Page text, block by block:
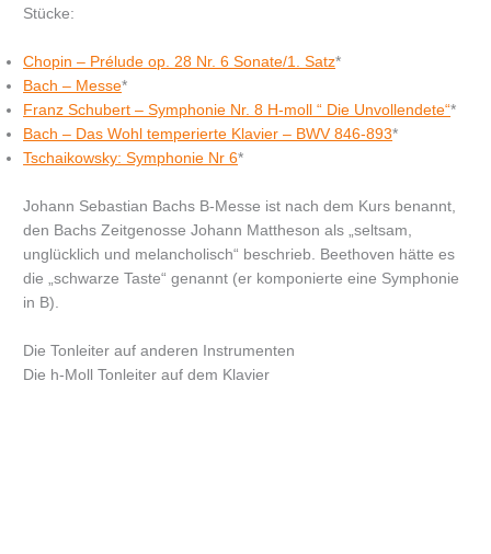
Stücke:
Chopin – Prélude op. 28 Nr. 6 Sonate/1. Satz*
Bach – Messe*
Franz Schubert – Symphonie Nr. 8 H-moll “ Die Unvollendete“*
Bach – Das Wohl temperierte Klavier – BWV 846-893*
Tschaikowsky: Symphonie Nr 6*
Johann Sebastian Bachs B-Messe ist nach dem Kurs benannt,
den Bachs Zeitgenosse Johann Mattheson als „seltsam,
unglücklich und melancholisch“ beschrieb. Beethoven hätte es
die „schwarze Taste“ genannt (er komponierte eine Symphonie
in B).
Die Tonleiter auf anderen Instrumenten
Die h-Moll Tonleiter auf dem Klavier